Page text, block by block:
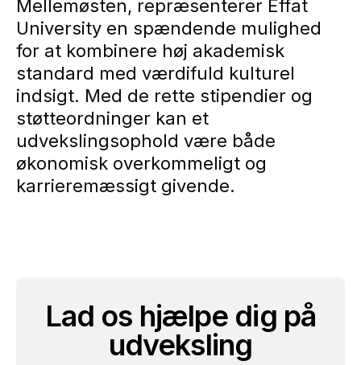
Mellemøsten, repræsenterer Effat
University en spændende mulighed
for at kombinere høj akademisk
standard med værdifuld kulturel
indsigt. Med de rette stipendier og
støtteordninger kan et
udvekslingsophold være både
økonomisk overkommeligt og
karrieremæssigt givende.
Lad os hjælpe dig på
udveksling